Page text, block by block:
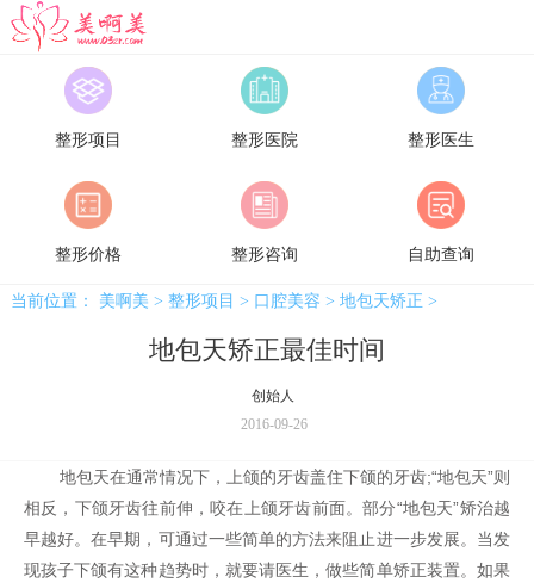
美啊美
整形项目 整形医院 整形医生
整形价格 整形咨询 自助查询
当前位置： 美啊美 > 整形项目 > 口腔美容 > 地包天矫正 >
地包天矫正最佳时间
创始人
2016-09-26
地包天在通常情况下，上颌的牙齿盖住下颌的牙齿;“地包天”则
相反，下颌牙齿往前伸，咬在上颌牙齿前面。部分“地包天”矫治越
早越好。在早期，可通过一些简单的方法来阻止进一步发展。当发
现孩子下颌有这种趋势时，就要请医生，做些简单矫正装置。如果